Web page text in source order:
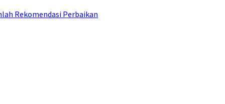
Rekomendasi Perbaikan